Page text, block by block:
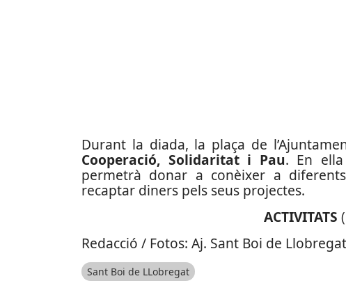
Durant la diada, la plaça de
Cooperació, Solidaritat i Pau. En
permetrà donar a conèixer a
recaptar diners pels seus projectes.
ACTIVITATS
Redacció / Fotos: Aj. Sant Boi de Llobregat
Sant Boi de LLobregat